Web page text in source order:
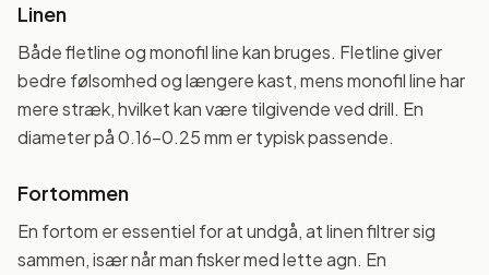
Linen
Både fletline og monofil line kan bruges. Fletline giver
bedre følsomhed og længere kast, mens monofil line har
mere stræk, hvilket kan være tilgivende ved drill. En
diameter på 0.16-0.25 mm er typisk passende.
Fortommen
En fortom er essentiel for at undgå, at linen filtrer sig
sammen, især når man fisker med lette agn. En